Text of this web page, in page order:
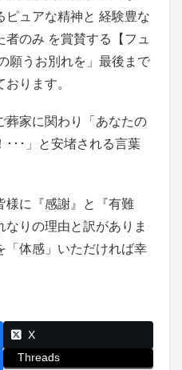
ピュアな精神と 経験豊な
のみ を賞賛する【フュ
願うお別れを」最後まで
ります。
葬家に関わり「あなたの
･･」と安堵される言葉
様に『感謝』と『有難
なりの理由と訳がありま
「体感」いただければ幸
X
Threads